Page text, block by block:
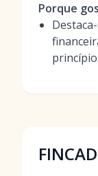
Porque
FINCAD